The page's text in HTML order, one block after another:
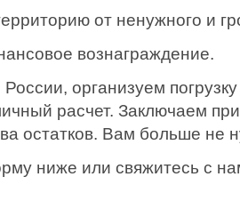
от ненужного и
вознаграждение.
организуем
расчет. Заключаем
остатков. Вам больше не
ниже или свяжитесь с